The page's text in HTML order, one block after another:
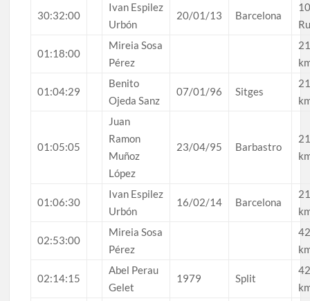
30:32:00
Ivan Espilez
Urbón
20/01/13 Barcelona
01:18:00
Mireia Sosa
Pérez
01:04:29
Benito
Ojeda Sanz
07/01/96 Sitges
01:05:05
Juan
Ramon
Muñoz
López
23/04/95 Barbastro
01:06:30
Ivan Espilez
Urbón
16/02/14 Barcelona
02:53:00
Mireia Sosa
Pérez
02:14:15
Abel Perau
Gelet
1979 Split